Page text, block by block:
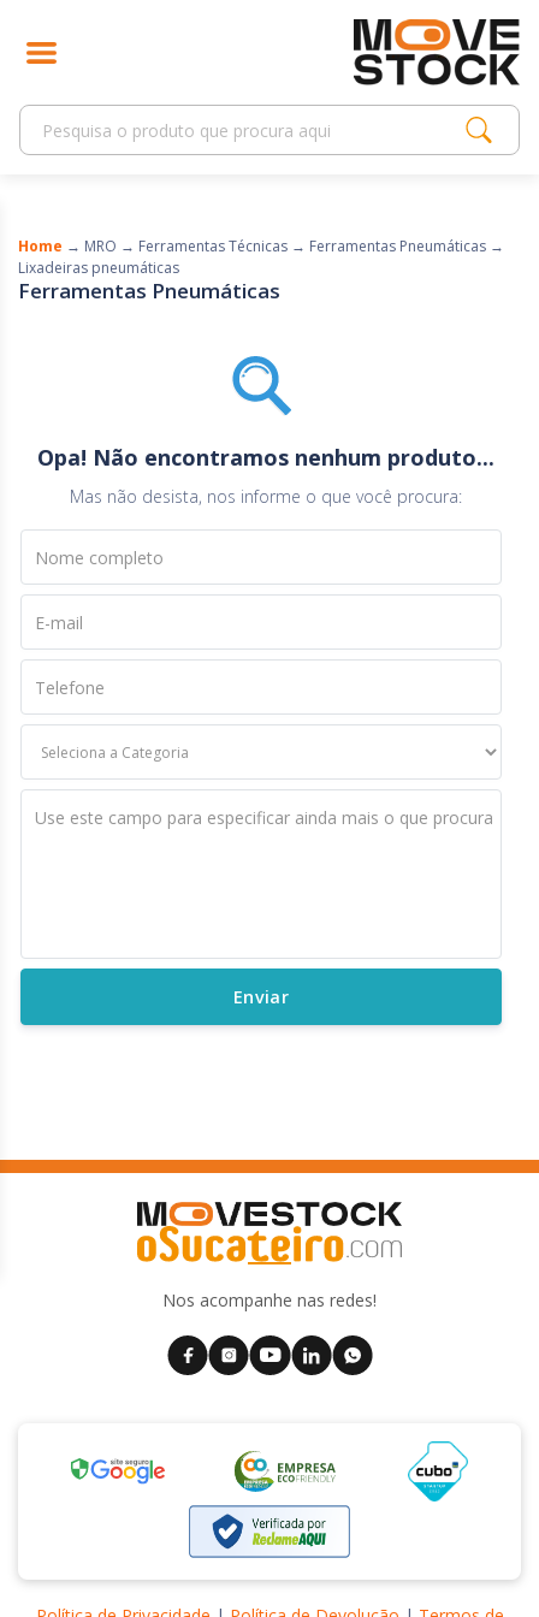
Home → MRO → Ferramentas Técnicas → Ferramentas Pneumáticas →
Lixadeiras pneumáticas
Ferramentas Pneumáticas
Opa! Não encontramos nenhum produto...
Mas não desista, nos informe o que você procura:
Nome completo
E-mail
Telefone
Use este campo para especificar ainda mais o que procura
Enviar
Nos acompanhe nas redes!